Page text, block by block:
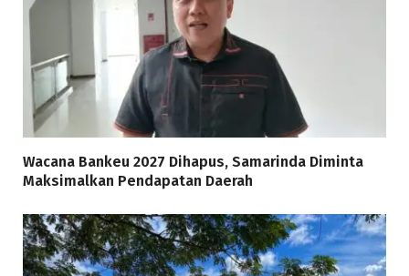
Wacana Bankeu 2027 Dihapus, Samarinda Diminta
Maksimalkan Pendapatan Daerah